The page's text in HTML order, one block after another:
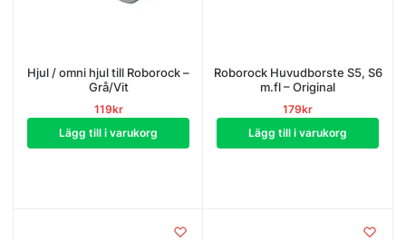
Hjul / omni hjul till Roborock –
Grå/Vit
119kr
Lägg till i varukorg
Roborock Huvudborste S5, S6
m.fl – Original
179kr
Lägg till i varukorg